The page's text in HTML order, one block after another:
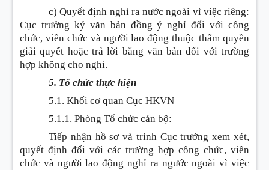
c) Quyết định nghỉ ra nước ngoài vì việc riêng:
Cục trưởng ký văn bản đồng ý nghỉ đối với công
chức, viên chức và người lao động thuộc thẩm quyền
giải quyết hoặc trả lời bằng văn bản đối với trường
hợp không cho nghỉ.
5. Tổ chức thực hiện
5.1. Khối cơ quan Cục HKVN
5.1.1. Phòng Tổ chức cán bộ:
Tiếp nhận hồ sơ và trình Cục trưởng xem xét,
quyết định đối với các trường hợp công chức, viên
chức và người lao động nghỉ ra ngước ngoài vì việc